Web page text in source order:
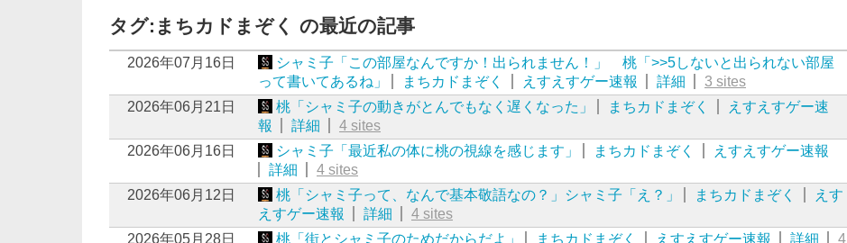
タグ:まちカドまぞく の最近の記事
2026年07月16日
シャミ子「この部屋なんですか！出られません！」 桃「>>5しないと出られない部屋
って書いてあるね」
まちカドまぞく えすえすゲー速報 詳細
3 sites
2026年06月21日
桃「シャミ子の動きがとんでもなく遅くなった」 まちカドまぞく
えすえすゲー速
報
詳細
4 sites
2026年06月16日
シャミ子「最近私の体に桃の視線を感じます」 まちカドまぞく
えすえすゲー速報
詳細
4 sites
2026年06月12日
桃「シャミ子って、なんで基本敬語なの？」シャミ子「え？」 まちカドまぞく
えす
えすゲー速報
詳細
4 sites
2026年05月28日
桃「街とシャミ子のためだからだよ」 まちカドまぞく えすえすゲー速報 詳細
4